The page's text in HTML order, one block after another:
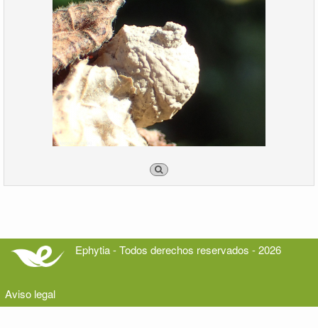
Ephytia - Todos derechos reservados - 2026
Aviso legal